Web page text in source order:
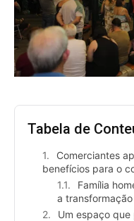
Tabela de
Comerciantes
benefícios para o
Família
a
Um espaço